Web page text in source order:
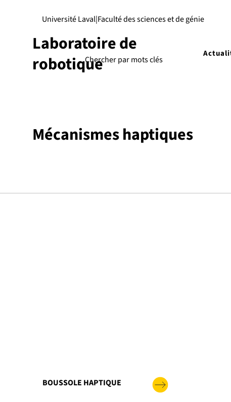
Laboratoire de
robotique
|
Université Laval Faculté des sciences et de génie
Mécanismes haptiques
BOUSSOLE HAPTIQUE